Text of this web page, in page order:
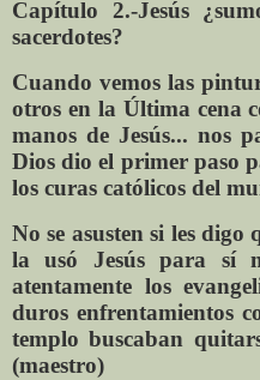
Capítulo 2.-Jesús
sacerdotes?
Cuando vemos las
otros en la Última cena
manos de Jesús... nos
Dios dio el primer paso
los curas católicos del
No se asusten si les
la usó Jesús para sí
atentamente los
duros enfrentamientos
templo buscaban
(maestro)